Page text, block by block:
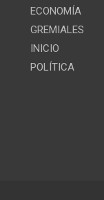
ECONOMÍA
GREMIALES
INICIO
POLÍTICA